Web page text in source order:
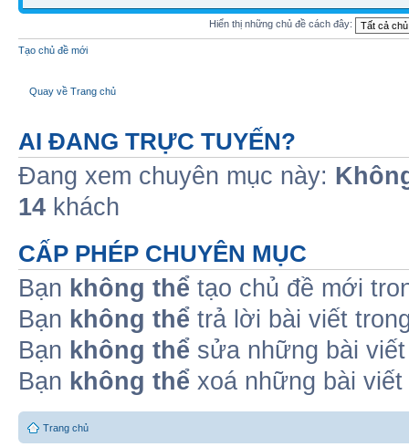
Hiển thị những chủ đề cách đây:
Tạo chủ đề mới
Quay về Trang chủ
AI ĐANG TRỰC TUYẾN?
Đang xem chuyên mục này:
14 khách
CẤP PHÉP CHUYÊN MỤC
Bạn không thể tạo chủ đề mới
Bạn không thể trả lời bài viết
Bạn không thể sửa những bài
Bạn không thể xoá những bài
Trang chủ